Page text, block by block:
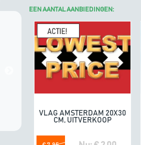
Marinusgeeft Algemene
21/07/2026 | Goede
EEN AANTAL AANBIEDINGEN:
In winkelwagen
VLAG AMSTERDAM 20X30
CM, UITVERKOOP